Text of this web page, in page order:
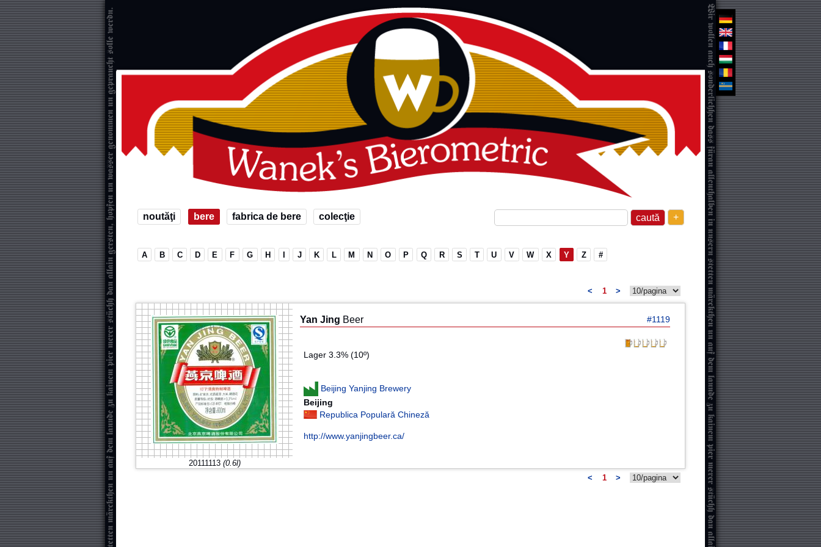
+
noutăţi bere fabrica de bere colecţie
A B C D E F G H J K L M N O P Q R S T U V W X Y Z #
< 1 >
20111113 (0.6l)
Yan Jing Beer #1119
Lager 3.3% (10º)
Beijing Yanjing Brewery
Beijing
Republica Populară Chineză
http://www.yanjingbeer.ca/
< 1 >